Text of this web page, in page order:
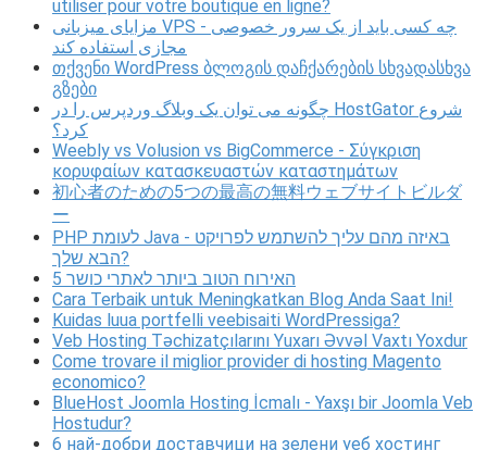
utiliser pour votre boutique en ligne?
مزایای میزبانی VPS - چه کسی باید از یک سرور خصوصی
مجازی استفاده کند
თქვენი WordPress ბლოგის დაჩქარების სხვადასხვა
გზები
چگونه می توان یک وبلاگ وردپرس را در HostGator شروع
کرد؟
Weebly vs Volusion vs BigCommerce - Σύγκριση
κορυφαίων κατασκευαστών καταστημάτων
初心者のための5つの最高の無料ウェブサイトビルダ
ー
PHP לעומת Java - באיזה מהם עליך להשתמש לפרויקט
הבא שלך?
5 האירוח הטוב ביותר לאתרי כושר
Cara Terbaik untuk Meningkatkan Blog Anda Saat Ini!
Kuidas luua portfelli veebisaiti WordPressiga?
Veb Hosting Təchizatçılarını Yuxarı Əvvəl Vaxtı Yoxdur
Come trovare il miglior provider di hosting Magento
economico?
BlueHost Joomla Hosting İcmalı - Yaxşı bir Joomla Veb
Hostudur?
6 най-добри доставчици на зелени уеб хостинг